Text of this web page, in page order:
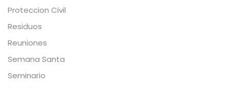
Proteccion Civil
Residuos
Reuniones
Semana Santa
Seminario